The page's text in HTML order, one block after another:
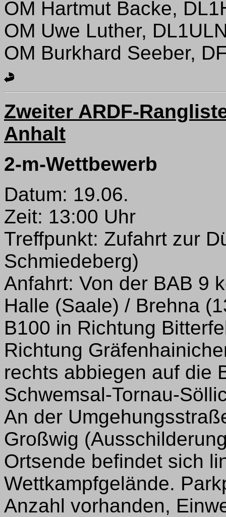
OM Hartmut Backe,
OM Uwe Luther,
OM Burkhard Seeber,
Zweiter ARDF-
Anhalt
2-m-Wettbewerb
Datum: 19.06.
Zeit: 13:00 Uhr
Treffpunkt: Zufahrt zur
Schmiedeberg)
Anfahrt: Von der BAB 9
Halle (Saale) / Brehna
B100 in Richtung
Richtung
rechts abbiegen auf die
Schwemsal-Tornau-
An der
Großwig
Ortsende befindet sich
Wettkampfgelände.
Anzahl vorhanden,